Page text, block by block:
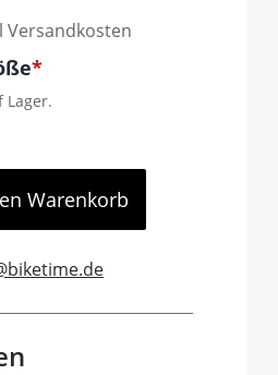
Versandkosten
one of the available
Lager.
Warenkorb